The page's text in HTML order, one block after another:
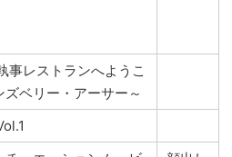
事レストランへようこ
ベリー・アーサー～